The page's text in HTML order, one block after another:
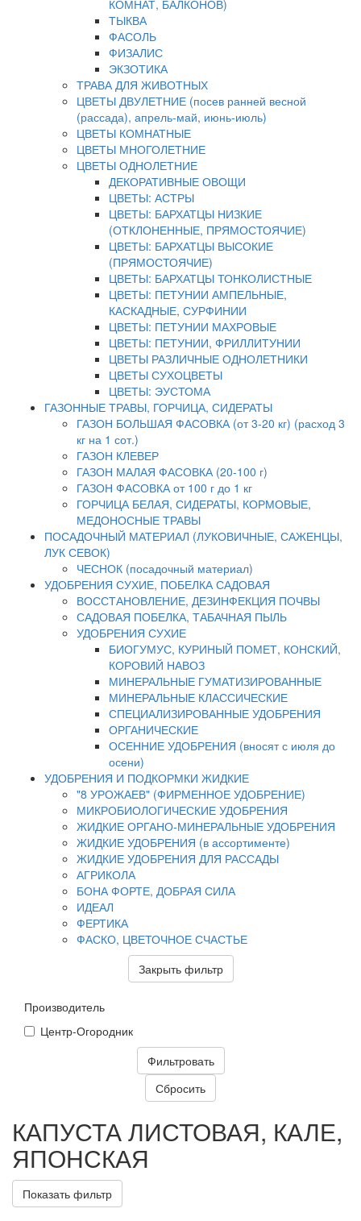
КОМНАТ, БАЛКОНОВ)
ТЫКВА
ФАСОЛЬ
ФИЗАЛИС
ЭКЗОТИКА
ТРАВА ДЛЯ ЖИВОТНЫХ
ЦВЕТЫ ДВУЛЕТНИЕ (посев ранней весной
(рассада), апрель-май, июнь-июль)
ЦВЕТЫ КОМНАТНЫЕ
ЦВЕТЫ МНОГОЛЕТНИЕ
ЦВЕТЫ ОДНОЛЕТНИЕ
ДЕКОРАТИВНЫЕ ОВОЩИ
ЦВЕТЫ: АСТРЫ
ЦВЕТЫ: БАРХАТЦЫ НИЗКИЕ
(ОТКЛОНЕННЫЕ, ПРЯМОСТОЯЧИЕ)
ЦВЕТЫ: БАРХАТЦЫ ВЫСОКИЕ
(ПРЯМОСТОЯЧИЕ)
ЦВЕТЫ: БАРХАТЦЫ ТОНКОЛИСТНЫЕ
ЦВЕТЫ: ПЕТУНИИ АМПЕЛЬНЫЕ,
КАСКАДНЫЕ, СУРФИНИИ
ЦВЕТЫ: ПЕТУНИИ МАХРОВЫЕ
ЦВЕТЫ: ПЕТУНИИ, ФРИЛЛИТУНИИ
ЦВЕТЫ РАЗЛИЧНЫЕ ОДНОЛЕТНИКИ
ЦВЕТЫ СУХОЦВЕТЫ
ЦВЕТЫ: ЭУСТОМА
ГАЗОННЫЕ ТРАВЫ, ГОРЧИЦА, СИДЕРАТЫ
ГАЗОН БОЛЬШАЯ ФАСОВКА (от 3-20 кг) (расход 3
кг на 1 сот.)
ГАЗОН КЛЕВЕР
ГАЗОН МАЛАЯ ФАСОВКА (20-100 г)
ГАЗОН ФАСОВКА от 100 г до 1 кг
ГОРЧИЦА БЕЛАЯ, СИДЕРАТЫ, КОРМОВЫЕ,
МЕДОНОСНЫЕ ТРАВЫ
ПОСАДОЧНЫЙ МАТЕРИАЛ (ЛУКОВИЧНЫЕ, САЖЕНЦЫ,
ЛУК СЕВОК)
ЧЕСНОК (посадочный материал)
УДОБРЕНИЯ СУХИЕ, ПОБЕЛКА САДОВАЯ
ВОССТАНОВЛЕНИЕ, ДЕЗИНФЕКЦИЯ ПОЧВЫ
САДОВАЯ ПОБЕЛКА, ТАБАЧНАЯ ПЫЛЬ
УДОБРЕНИЯ СУХИЕ
БИОГУМУС, КУРИНЫЙ ПОМЕТ, КОНСКИЙ,
КОРОВИЙ НАВОЗ
МИНЕРАЛЬНЫЕ ГУМАТИЗИРОВАННЫЕ
МИНЕРАЛЬНЫЕ КЛАССИЧЕСКИЕ
СПЕЦИАЛИЗИРОВАННЫЕ УДОБРЕНИЯ
ОРГАНИЧЕСКИЕ
ОСЕННИЕ УДОБРЕНИЯ (вносят с июля до
осени)
УДОБРЕНИЯ И ПОДКОРМКИ ЖИДКИЕ
"8 УРОЖАЕВ" (ФИРМЕННОЕ УДОБРЕНИЕ)
МИКРОБИОЛОГИЧЕСКИЕ УДОБРЕНИЯ
ЖИДКИЕ ОРГАНО-МИНЕРАЛЬНЫЕ УДОБРЕНИЯ
ЖИДКИЕ УДОБРЕНИЯ (в ассортименте)
ЖИДКИЕ УДОБРЕНИЯ ДЛЯ РАССАДЫ
АГРИКОЛА
БОНА ФОРТЕ, ДОБРАЯ СИЛА
ИДЕАЛ
ФЕРТИКА
ФАСКО, ЦВЕТОЧНОЕ СЧАСТЬЕ
Закрыть фильтр
Производитель
Центр-Огородник
КАПУСТА ЛИСТОВАЯ, КАЛЕ,
ЯПОНСКАЯ
Показать фильтр